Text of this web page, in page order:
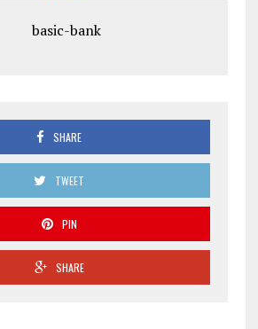
SHARE
TWEET
PIN
SHARE